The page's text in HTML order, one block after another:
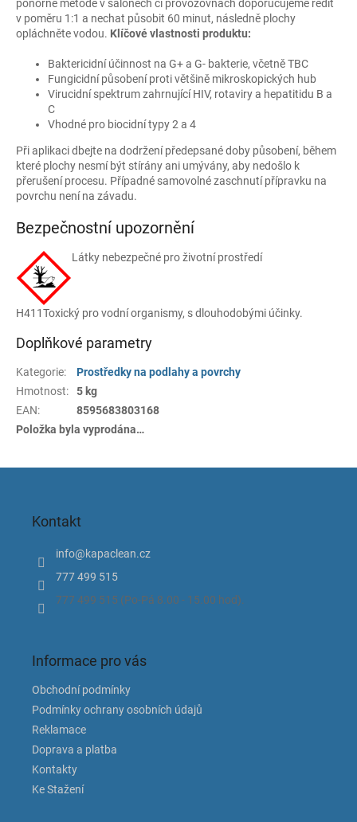
ponorné metodě v salónech či provozovnách doporučujeme ředit
v poměru 1:1 a nechat působit 60 minut, následně plochy
opláchněte vodou. Klíčové vlastnosti produktu:
Baktericidní účinnost na G+ a G- bakterie, včetně TBC
Fungicidní působení proti většině mikroskopických hub
Virucidní spektrum zahrnující HIV, rotaviry a hepatitidu B a
C
Vhodné pro biocidní typy 2 a 4
Při aplikaci dbejte na dodržení předepsané doby působení, během
které plochy nesmí být stírány ani umývány, aby nedošlo k
přerušení procesu. Případné samovolné zaschnutí přípravku na
povrchu není na závadu.
Bezpečnostní upozornění
Látky nebezpečné pro životní prostředí
H411Toxický pro vodní organismy, s dlouhodobými účinky.
Doplňkové parametry
Kategorie:
Prostředky na podlahy a povrchy
Hmotnost:
5 kg
EAN:
8595683803168
Položka byla vyprodána…
Kontakt
info@kapaclean.cz
777 499 515
777 499 515 (Po-Pá 8.00 - 15.00 hod).
Informace pro vás
Obchodní podmínky
Podmínky ochrany osobních údajů
Reklamace
Doprava a platba
Kontakty
Ke Stažení